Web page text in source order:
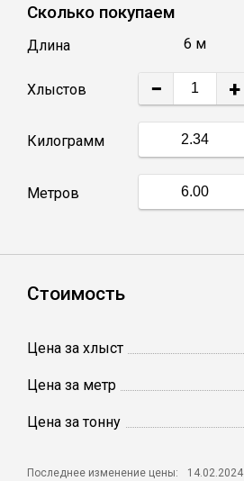
Катанка
Винтовые сваи
Столбы заборные
Сетка кладочная
Круги абразивные
Сколько покупаем
Длина 6 м
Хлыстов − +
Килограмм
Метров
Стоимость
Цена за хлыст
Цена за метр
Цена за тонну
Последнее изменение цены: 14.02.2024